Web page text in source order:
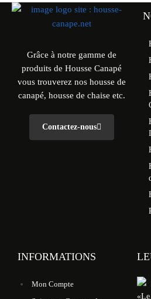
Grâce à notre gamme de
produits de Housse Canapé
vous trouverez nos housse de
canapé, housse de chaise etc.
Contactez-nous
INFORMATIONS
Mon Compte
«Le